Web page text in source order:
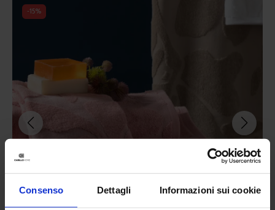
Consenso Dettagli Informazioni sui cookie
-15%